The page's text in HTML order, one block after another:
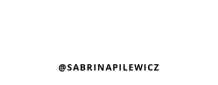
@SABRINAPILEWICZ